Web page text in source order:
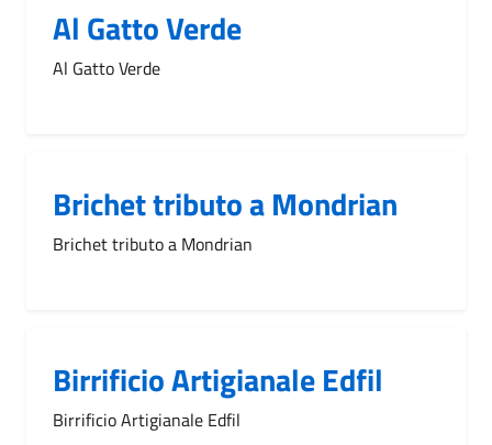
Al Gatto Verde
Al Gatto Verde
Brichet tributo a Mondrian
Brichet tributo a Mondrian
Birrificio Artigianale Edfil
Birrificio Artigianale Edfil